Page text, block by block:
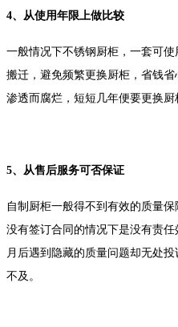
4、从使用年限上做比较
一般情况下不锈钢厨柜，一套可
搬迁，避免频繁更换厨柜，省钱
渗透而腐烂，短短几年便要更换厨
5、从售后服务可否保证
自制厨柜一般得不到有效的质量
没有签订合同的情况下是没有责
月后遇到隐藏的质量问题却无处
不及。